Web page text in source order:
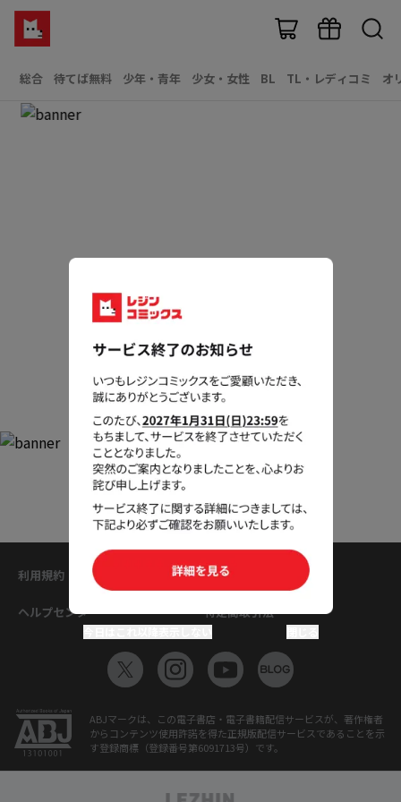
総合 待てば無料 少年・青年 少女・女性 BL TL・レディコミ オ
利用規約 プライバシーポリシー
ヘルプセンター 特定商取引法
ABJマークは、この電子書店・電子書籍配信サービスが、著作権者
からコンテンツ使用許諾を得た正規版配信サービスであることを示
す登録商標（登録番号第6091713号）です。